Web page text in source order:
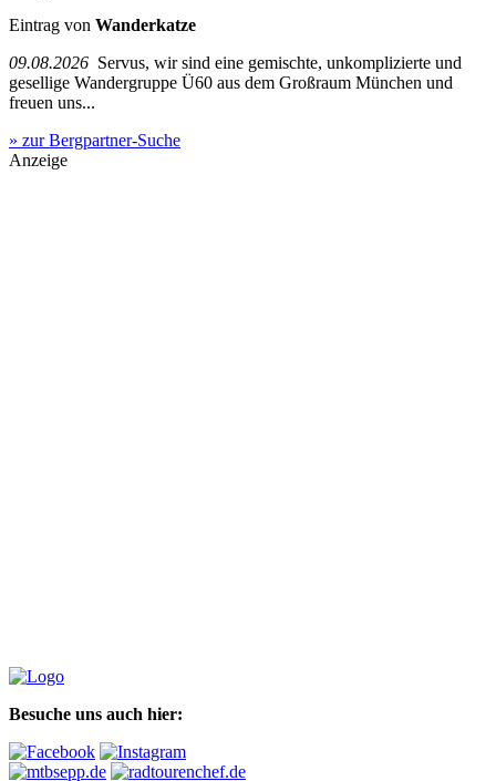
Eintrag von Wanderkatze
09.08.2026 Servus, wir sind eine gemischte, unkomplizierte und
gesellige Wandergruppe Ü60 aus dem Großraum München und
freuen uns...
» zur Bergpartner-Suche
Anzeige
Besuche uns auch hier: